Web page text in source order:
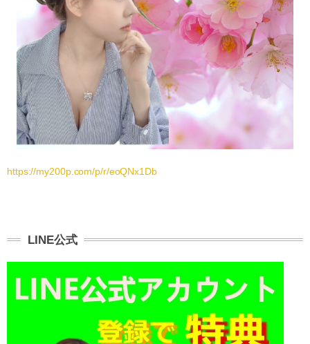
https://my200p.com/p/r/eoQNx1Db
LINE公式